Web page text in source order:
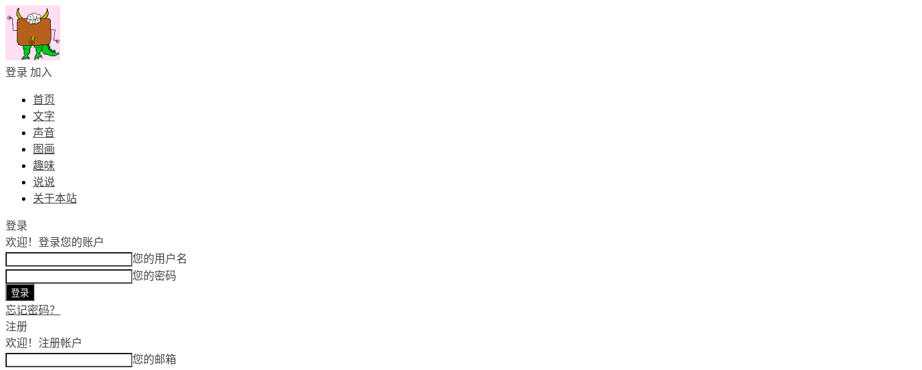
登录 加入
首页
文字
声音
图画
趣味
说说
关于本站
登录
欢迎！ 登录您的账户
您的用户名
您的密码
忘记密码？
注册
欢迎！ 注册帐户
您的邮箱